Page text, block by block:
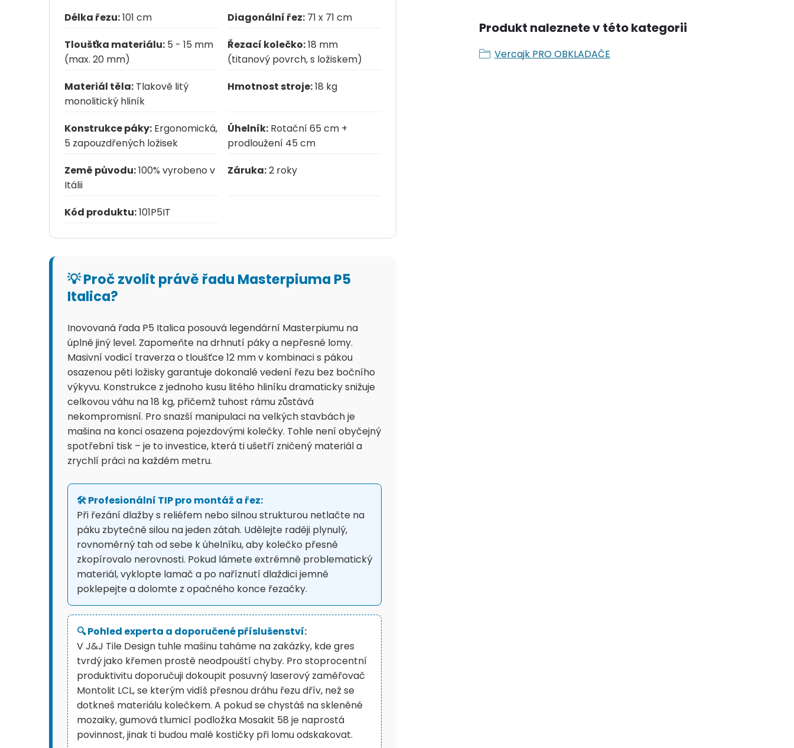
Délka řezu:101 cm Diagonální řez:71 x 71 cm
Tloušťka materiálu: 5 - 15 mm
(max. 20 mm)
Řezací kolečko:18 mm
(titanový povrch, s ložiskem)
Materiál těla: Tlakově litý
monolitický hliník
Hmotnost stroje:18 kg
Konstrukce páky: Ergonomická,
5 zapouzdřených ložisek
Úhelník:Rotační 65 cm +
prodloužení 45 cm
Země původu:100% vyrobeno v
Itálii
Záruka:2 roky
Kód produktu:101P5IT
💡 Proč zvolit právě řadu Masterpiuma P5
Italica?
Inovovaná řada P5 Italica posouvá legendární Masterpiumu na
úplně jiný level. Zapomeňte na drhnutí páky a nepřesné lomy.
Masivní vodicí traverza o tloušťce 12 mm v kombinaci s pákou
osazenou pěti ložisky garantuje dokonalé vedení řezu bez bočního
výkyvu. Konstrukce z jednoho kusu litého hliníku dramaticky snižuje
celkovou váhu na 18 kg, přičemž tuhost rámu zůstává
nekompromisní. Pro snazší manipulaci na velkých stavbách je
mašina na konci osazena pojezdovými kolečky. Tohle není obyčejný
spotřební tisk – je to investice, která ti ušetří zničený materiál a
zrychlí práci na každém metru.
🛠️ Profesionální TIP pro montáž a řez:
Při řezání dlažby s reliéfem nebo silnou strukturou netlačte na
páku zbytečně silou na jeden zátah. Udělejte raději plynulý,
rovnoměrný tah od sebe k úhelníku, aby kolečko přesně
zkopírovalo nerovnosti. Pokud lámete extrémně problematický
materiál, vyklopte lamač a po naříznutí dlaždici jemně
poklepejte a dolomte z opačného konce řezačky.
🔍 Pohled experta a doporučené příslušenství:
V J&J Tile Design tuhle mašinu taháme na zakázky, kde gres
tvrdý jako křemen prostě neodpouští chyby. Pro stoprocentní
produktivitu doporučuji dokoupit posuvný laserový zaměřovač
Montolit LCL, se kterým vidíš přesnou dráhu řezu dřív, než se
dotkneš materiálu kolečkem. A pokud se chystáš na skleněné
mozaiky, gumová tlumicí podložka Mosakit 58 je naprostá
povinnost, jinak ti budou malé kostičky při lomu odskakovat.
Produkt naleznete v této kategorii
Vercajk PRO OBKLADAČE